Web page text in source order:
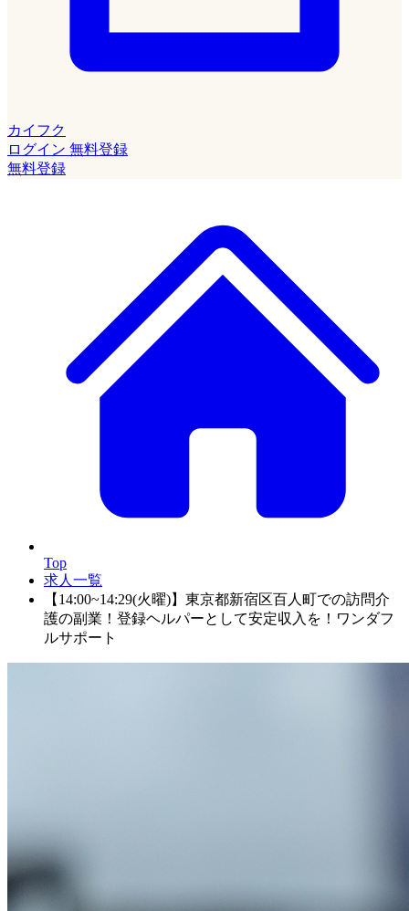
カイフク
ログイン 無料登録
無料登録
Top
求人一覧
【14:00~14:29(火曜)】東京都新宿区百人町での訪問介
護の副業！登録ヘルパーとして安定収入を！ワンダフ
ルサポート